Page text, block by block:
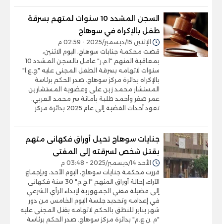
السجن المشدد 10 سنوات لمتهم بسرقة
طفل بالإكراه في سوهاج
الإثنين 15/ديسمبر/2025 - 02:59 م
قضت محكمة جنايات سوهاج، اليوم الاثنين،
بمعاقبة المتهم "ا.م.ر" عامل بالسجن المشدد 10
سنوات لاتهامه بسرقة الطفل المجنى عليه "ج.ع.ا"
بالإكراه بدائرة مركز سوهاج. صدر الحكم برئاسة
المستشار محمد زين على وعضوية المستشارين
عمر صقر وأحمد طلبة بأمانة سر محمد العربي.
تعود أحداث القضية إلى عام 2025 بدائرة مركز
جنايات سوهاج تحيل أوراق فكهانى متهم
بقتل شخص لسرقته إلى المفتى
الأحد 14/ديسمبر/2025 - 03:48 م
قررت محكمة جنايات سوهاج، اليوم الأحد، وبإجماع
الآراء، إحالة أوراق المتهم "ا.ج.م" 30 سنة فكهانى
إلى فضيلة مفتي الجمهورية لإبداء الرأي الشرعي
في إعدامه وتحديد جلسة اليوم الخامس من دور
شهر يناير للنطق بالحكم لاتهامه بقتل المجنى عليه
"م .ن.ع.م" بدائرة مركز سوهاج. صدر الحكم برئاسة